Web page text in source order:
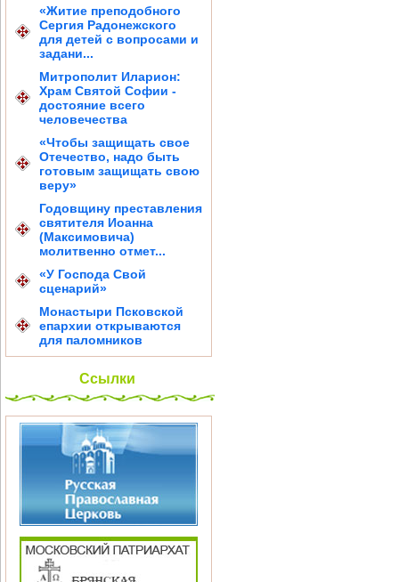
«Житие преподобного
Сергия Радонежского
для детей с вопросами и
задани...
Митрополит Иларион:
Храм Святой Софии -
достояние всего
человечества
«Чтобы защищать свое
Отечество, надо быть
готовым защищать свою
веру»
Годовщину преставления
святителя Иоанна
(Максимовича)
молитвенно отмет...
«У Господа Свой
сценарий»
Монастыри Псковской
епархии открываются
для паломников
Ссылки